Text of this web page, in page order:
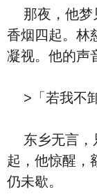
那夜，他梦
香烟四起。林
凝视。他的声
>「若我不卸
东乡无言，
起，他惊醒，
仍未歇。